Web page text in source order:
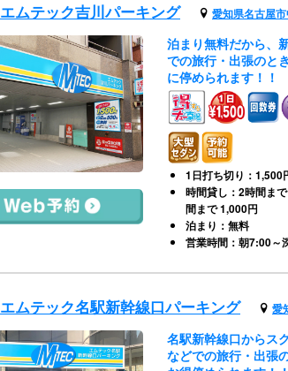
エムテック吉川パーキング 愛知県名古屋
泊まり無料だから、
での旅行・出張のと
に停められます！！
1日打ち切り：1,500
時間貸し：2時間ま
間まで 1,000円
泊まり：無料
営業時間：朝7:00～
エムテック名駅新幹線口パーキング 愛
名駅新幹線口からス
などでの旅行・出張